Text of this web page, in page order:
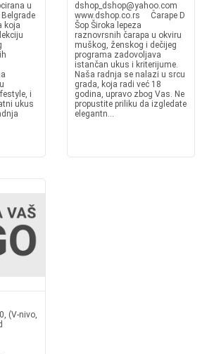
u
Belgrade
koja
i
ukus
dshop_dshop@yahoo.com
www.dshop.co.rs Čarape D
Šop Široka lepeza
raznovrsnih čarapa u okviru
muškog, ženskog i dečijeg
programa zadovoljava
istančan ukus i kriterijume.
Naša radnja se nalazi u srcu
grada, koja radi već 18
godina, upravo zbog Vas. Ne
propustite priliku da izgledate
elegantn...
(V-nivo,